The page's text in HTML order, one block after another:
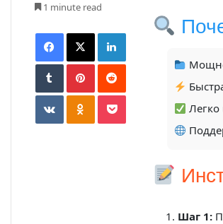
Легко
Шаг 1:
1 minute read